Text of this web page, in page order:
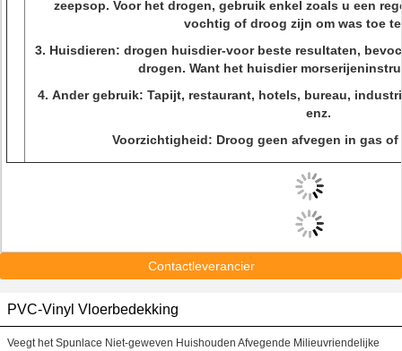
zeepsop. Voor het drogen, gebruik enkel zoals u een
vochtig of droog zijn om was toe
3. Huisdieren: drogen huisdier-voor beste resultaten,
drogen. Want het huisdier
4. Ander gebruik: Tapijt, restaurant, hotels, bureau,
enz.
Voorzichtigheid: Droog geen afvegen in gas
Contactleverancier
PVC-Vinyl Vloerbedekking
Veegt het Spunlace Niet-geweven Huishouden Afvegende Milieuvriendelijke